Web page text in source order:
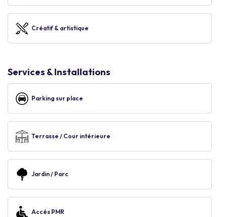
Créatif & artistique
Services & Installations
Parking sur place
Terrasse / Cour intérieure
Jardin / Parc
Accès PMR